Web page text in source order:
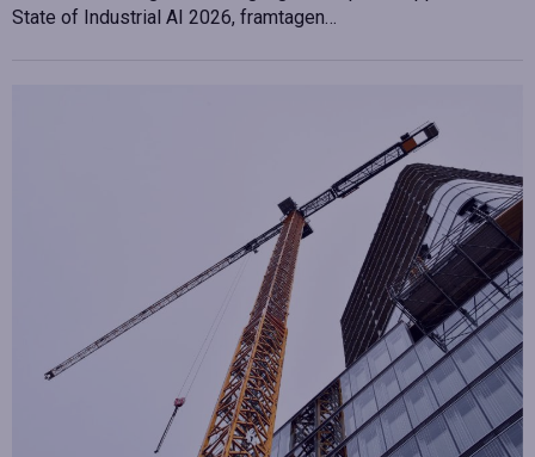
State of Industrial AI 2026, framtagen…